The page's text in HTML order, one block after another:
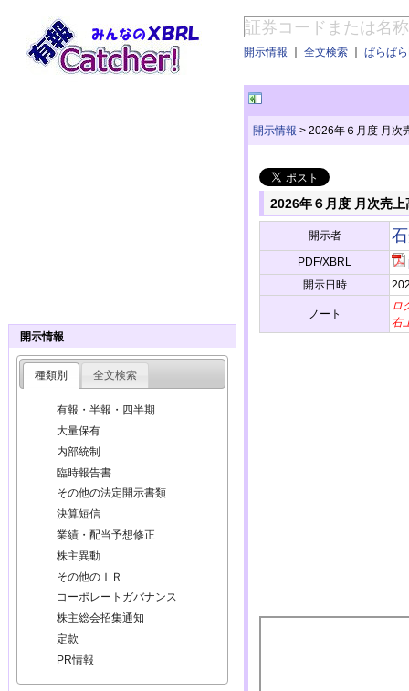
開示情報 ｜ 全文検索 ｜ ぱらぱ
開示情報 > 2026年６月度 月次
2026年６月度 月次売
開示者
PDF/XBRL
開示日時
ノート
ロ
右
開示情報
種類別 全文検索
有報・半報・四半期
大量保有
内部統制
臨時報告書
その他の法定開示書類
決算短信
業績・配当予想修正
株主異動
その他のＩＲ
コーポレートガバナンス
株主総会招集通知
定款
PR情報